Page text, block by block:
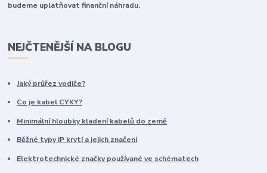
budeme uplatňovat finanční náhradu.
NEJČTENĚJŠÍ NA BLOGU
Jaký průřez vodiče?
Co je kabel CYKY?
Minimální hloubky kladení kabelů do země
Běžné typy IP krytí a jejich značení
Elektrotechnické značky používané ve schématech